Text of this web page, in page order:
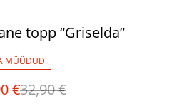
topp “Griselda”
MÜÜDUD
€32,90 €